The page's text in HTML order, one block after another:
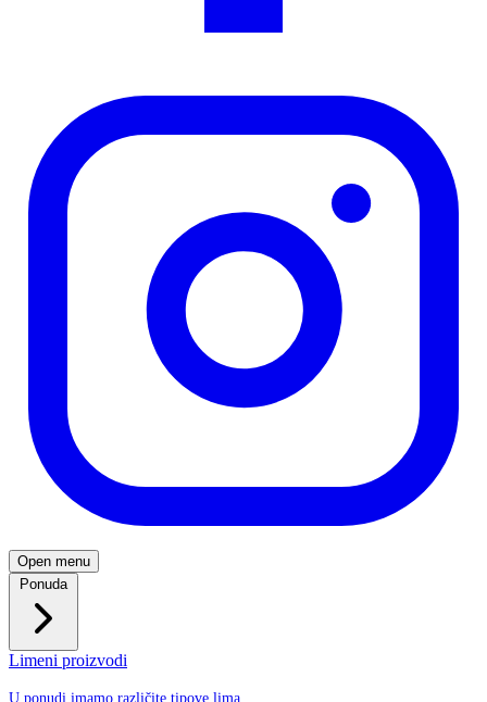
Open menu
Limeni proizvodi
U ponudi imamo različite tipove lima